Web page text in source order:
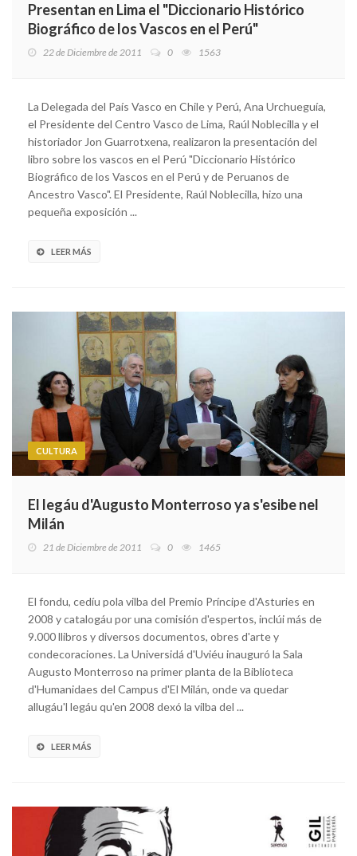
Presentan en Lima el "Diccionario Histórico
Biográfico de los Vascos en el Perú"
22 de Diciembre de 2011 0 1563
La Delegada del País Vasco en Chile y Perú, Ana Urchueguía,
el Presidente del Centro Vasco de Lima, Raúl Noblecilla y el
historiador Jon Guarrotxena, realizaron la presentación del
libro sobre los vascos en el Perú "Diccionario Histórico
Biográfico de los Vascos en el Perú y de Peruanos de
Ancestro Vasco". El Presidente, Raúl Noblecilla, hizo una
pequeña exposición ...
LEER MÁS
CULTURA
El legáu d'Augusto Monterroso ya s'esibe nel
Milán
21 de Diciembre de 2011 0 1465
El fondu, cedíu pola vilba del Premio Príncipe d'Asturies en
2008 y catalogáu por una comisión d'espertos, inclúi más de
9.000 llibros y diversos documentos, obres d'arte y
condecoraciones. La Universidá d'Uviéu inauguró la Sala
Augusto Monterroso na primer planta de la Biblioteca
d'Humanidaes del Campus d'El Milán, onde va quedar
allugáu'l legáu qu'en 2008 dexó la vilba del ...
LEER MÁS